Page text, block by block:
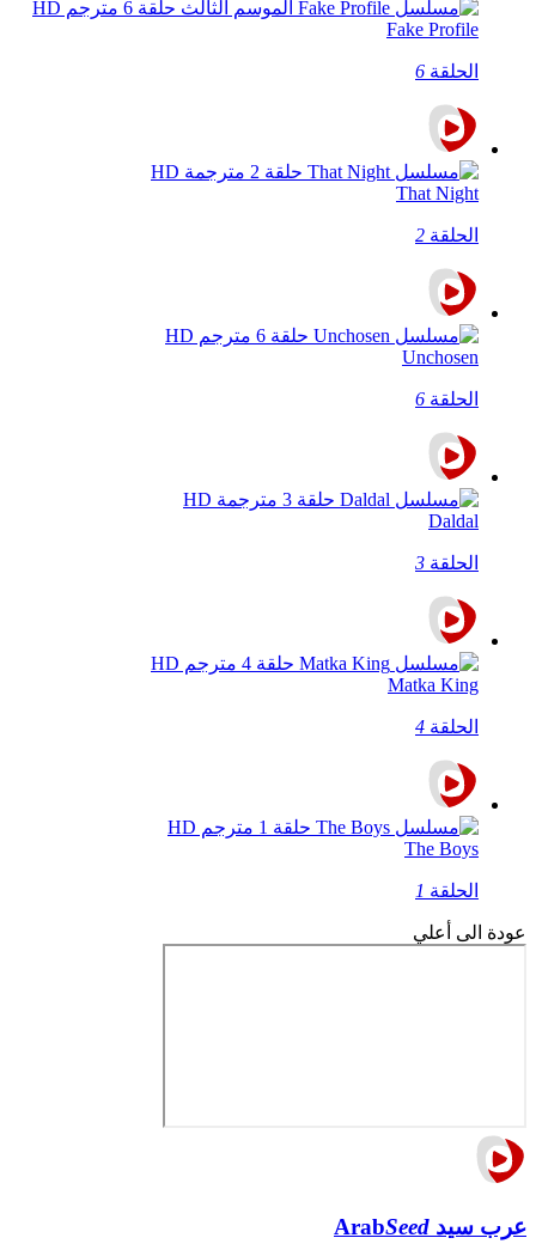
Fake Profile
الحلقة 6
That Night
الحلقة 2
Unchosen
الحلقة 6
Daldal
الحلقة 3
Matka King
الحلقة 4
The Boys
الحلقة 1
عودة الى أعلي
عرب سيد ArabSeed